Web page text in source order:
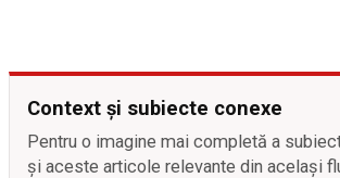
Context și subiecte conexe
Pentru o imagine mai completă a
și aceste articole relevante din același